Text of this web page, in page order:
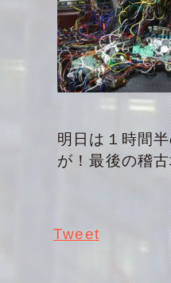
明日は１時間
が！最後の稽
Tweet